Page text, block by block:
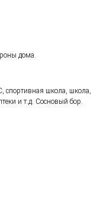
дома.
спортивная школа, школа,
и т.д. Сосновый бор.